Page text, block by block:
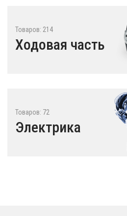
Товаров: 214
Ходовая часть
Товаров: 72
Электрика